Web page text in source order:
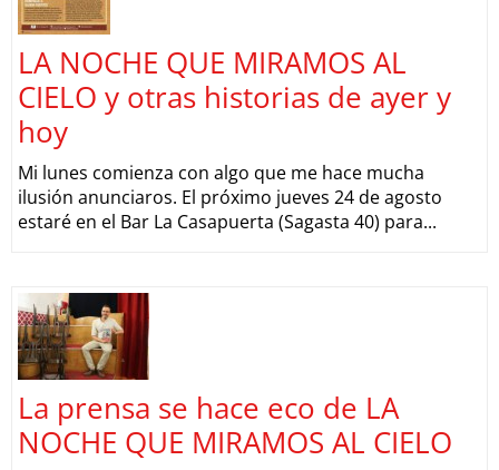
LA NOCHE QUE MIRAMOS AL
CIELO y otras historias de ayer y
hoy
Mi lunes comienza con algo que me hace mucha
ilusión anunciaros. El próximo jueves 24 de agosto
estaré en el Bar La Casapuerta (Sagasta 40) para...
La prensa se hace eco de LA
NOCHE QUE MIRAMOS AL CIELO